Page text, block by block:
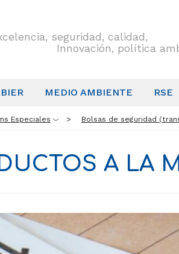
seguridad, calidad,
Innovación, política
MEDIO AMBIENTE RSE
Especiales Bolsas de seguridad
A LA